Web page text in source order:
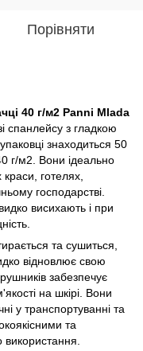
Порівняти
40 г/м2 Panni Mlada
спанлейсу з гладкою
знаходиться 50
г/м2. Вони ідеально
готелях,
господарстві.
висихають і при
та сушиться,
відновлює свою
забезпечує
на шкірі. Вони
у транспортуванні та
та
використання.